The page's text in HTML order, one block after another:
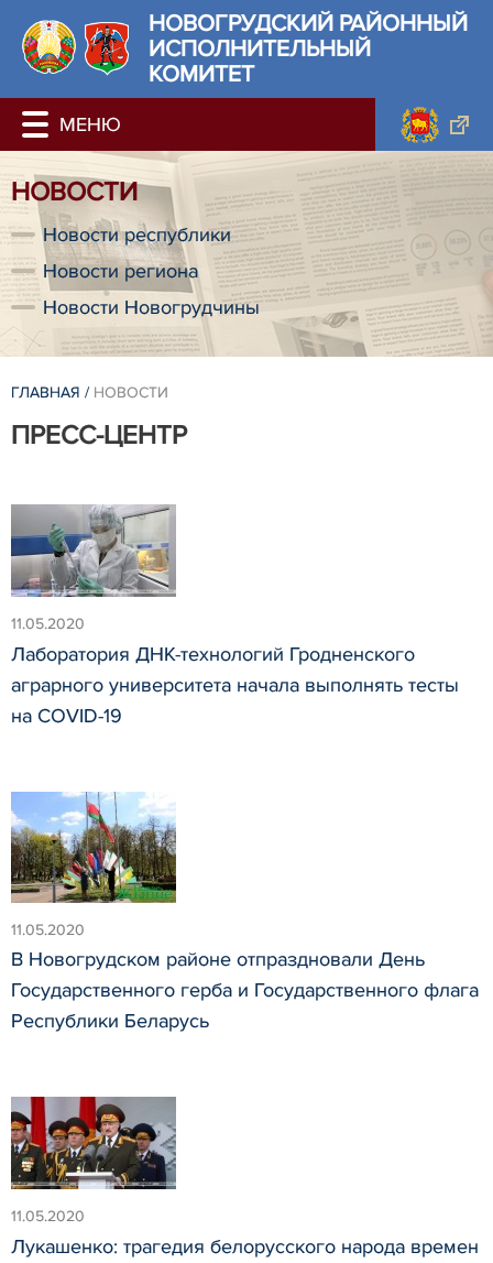
НОВОГРУДСКИЙ РАЙОННЫЙ
ИСПОЛНИТЕЛЬНЫЙ
КОМИТЕТ
НОВОСТИ
Новости республики
Новости региона
Новости Новогрудчины
ГЛАВНАЯ / НОВОСТИ
ПРЕСС-ЦЕНТР
11.05.2020
Лаборатория ДНК-технологий Гродненского
аграрного университета начала выполнять тесты
на COVID-19
11.05.2020
В Новогрудском районе отпраздновали День
Государственного герба и Государственного флага
Республики Беларусь
11.05.2020
Лукашенко: трагедия белорусского народа времен